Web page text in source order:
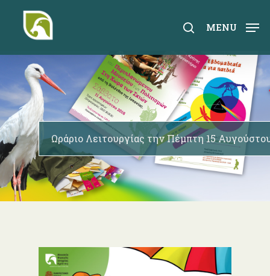
content
search
MENU
Ωράριο Λειτουργίας την Πέμπτη 15